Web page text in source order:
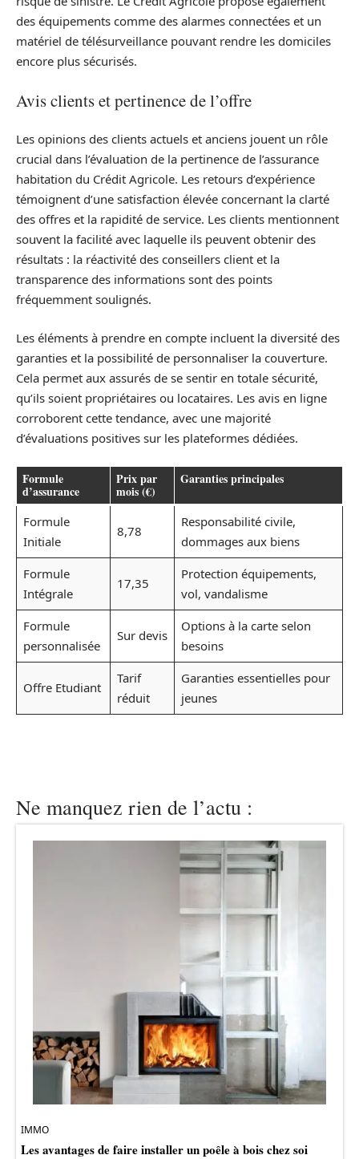
des équipements comme des alarmes connectées et un
matériel de télésurveillance pouvant rendre les domiciles
encore plus sécurisés.
Avis clients et pertinence de l’offre
Les opinions des clients actuels et anciens jouent un rôle
crucial dans l’évaluation de la pertinence de l’assurance
habitation du Crédit Agricole. Les retours d’expérience
témoignent d’une satisfaction élevée concernant la clarté
des offres et la rapidité de service. Les clients mentionnent
souvent la facilité avec laquelle ils peuvent obtenir des
résultats : la réactivité des conseillers client et la
transparence des informations sont des points
fréquemment soulignés.
Les éléments à prendre en compte incluent la diversité des
garanties et la possibilité de personnaliser la couverture.
Cela permet aux assurés de se sentir en totale sécurité,
qu’ils soient propriétaires ou locataires. Les avis en ligne
corroborent cette tendance, avec une majorité
d’évaluations positives sur les plateformes dédiées.
Formule
d’assurance
Prix par
mois (€)
Garanties principales
Formule
Initiale
8,78
Responsabilité civile,
dommages aux biens
Formule
Intégrale
17,35
Protection équipements,
vol, vandalisme
Formule
personnalisée
Sur devis
Options à la carte selon
besoins
Offre Etudiant
Tarif
réduit
Garanties essentielles pour
jeunes
Ne manquez rien de l’actu :
IMMO
Les avantages de faire installer un poêle à bois chez soi